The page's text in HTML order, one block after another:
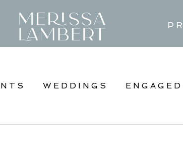
WEDDINGS ENGAGED